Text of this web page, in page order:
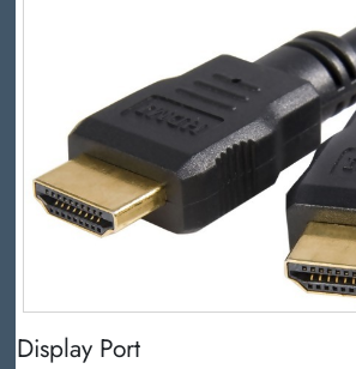
Display Port